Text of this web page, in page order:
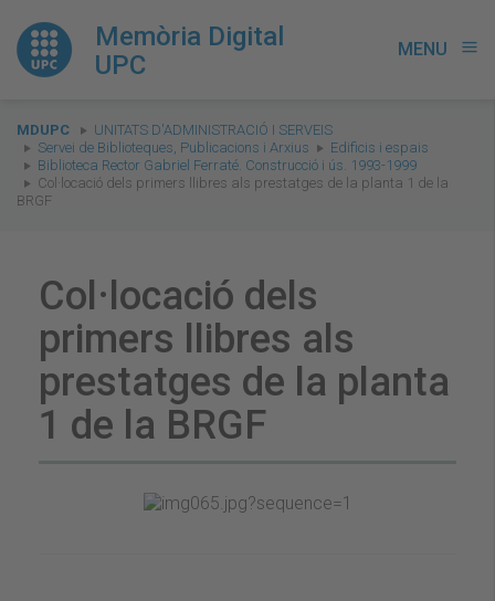
Memòria Digital
UPC
MENU menu
You
are
here:
MDUPC
UNITATS D'ADMINISTRACIÓ I SERVEIS
Servei de Biblioteques, Publicacions i Arxius
Edificis i espais
Biblioteca Rector Gabriel Ferraté. Construcció i ús. 1993-1999
Col·locació dels primers llibres als prestatges de la planta 1 de la
BRGF
Col·locació dels
primers llibres als
prestatges de la planta
1 de la BRGF